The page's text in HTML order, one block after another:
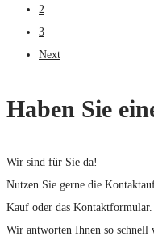
2
3
Next
Haben Sie
Wir sind für Sie da!
Nutzen Sie gerne die
Kauf oder das Kontaktformular.
Wir antworten Ihnen so schnell